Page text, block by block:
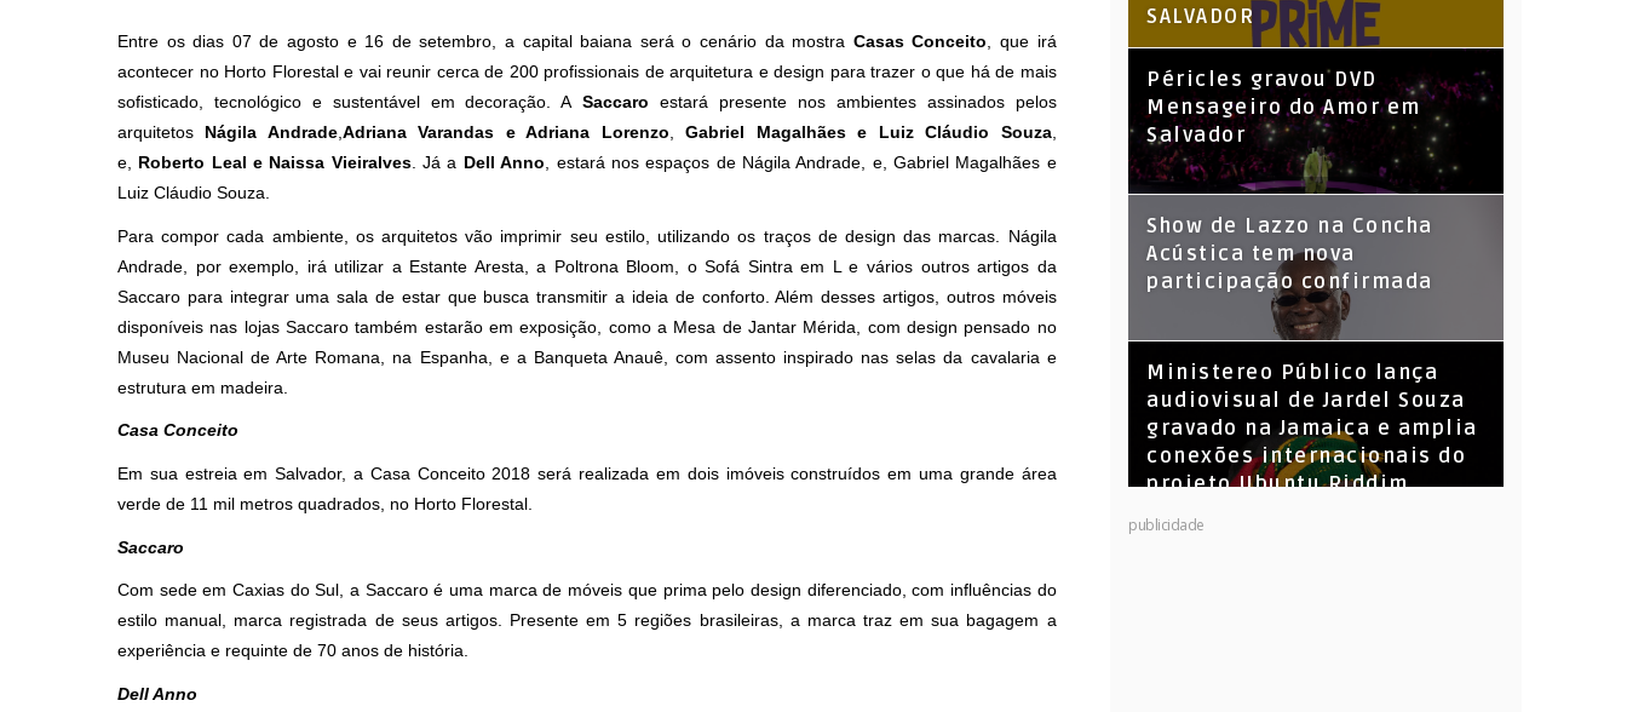
Entre os dias 07 de agosto e 16 de setembro, a capital baiana será o cenário da mostra Casas Conceito , que irá
acontecer no Horto Florestal e vai reunir cerca de 200 profissionais de arquitetura e design para trazer o que há de mais
sofisticado, tecnológico e sustentável em decoração. ASaccaro estará presente nos ambientes assinados pelos
arquitetos
Nágila Andrade, Adriana Varandas e Adriana Lorenzo ,Gabriel Magalhães e Luiz Cláudio Souza,
e, Roberto Leal e Naissa Vieiralves. Já a Dell Anno , estará nos espaços de Nágila Andrade, e, Gabriel Magalhães e
Luiz Cláudio Souza
Para compor cada ambiente, os arquitetos vão imprimir seu estilo, utilizando os traços de design das marcas. Nágila
Andrade, por exemplo, irá utilizar a Estante Aresta, a Poltrona Bloom, o Sofá Sintra em L e vários outros artigos da
Saccaro para integrar uma sala de estar que busca transmitir a ideia de conforto. Além desses artigos, outros móveis
disponíveis nas lojas Saccaro também estarão em exposição, como a Mesa de Jantar Mérida, com design pensado no
Museu Nacional de Arte Romana, na Espanha, e a Banqueta Anauê, com assento inspirado nas selas da cavalaria e
estrutura em madeira.
Casa Conceito
Em sua estreia em Salvador, a Casa Conceito 2018 será realizada em dois imóveis construídos em uma grande área
verde de 11 mil metros quadrados, no Horto Florestal.
Saccaro
Com sede em Caxias do Sul, a Saccaro é uma marca de móveis que prima pelo design diferenciado, com influências do
estilo manual, marca registrada de seus artigos. Presente em 5 regiões brasileiras, a marca traz em sua bagagem a
experiência e requinte de 70 anos de história.
Dell Anno
SALVADOR
Péricles gravou DVD
Mensageiro do Amor em
Salvador
Show de Lazzo na Concha
Acústica tem nova
participação confirmada
​Ministereo Público lança
audiovisual de Jardel Souza
gravado na Jamaica e amplia
conexões internacionais do
projeto Ubuntu Riddim
KL Jay (Racionais MC’s), DJ
publicidade